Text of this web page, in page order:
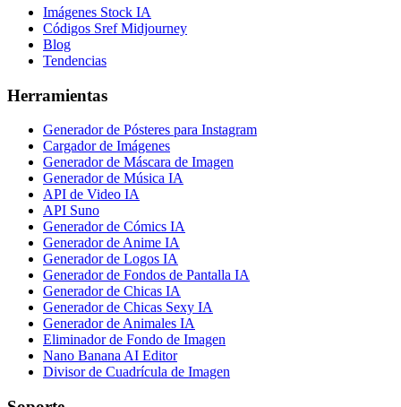
Imágenes Stock IA
Códigos Sref Midjourney
Blog
Tendencias
Herramientas
Generador de Pósteres para Instagram
Cargador de Imágenes
Generador de Máscara de Imagen
Generador de Música IA
API de Video IA
API Suno
Generador de Cómics IA
Generador de Anime IA
Generador de Logos IA
Generador de Fondos de Pantalla IA
Generador de Chicas IA
Generador de Chicas Sexy IA
Generador de Animales IA
Eliminador de Fondo de Imagen
Nano Banana AI Editor
Divisor de Cuadrícula de Imagen